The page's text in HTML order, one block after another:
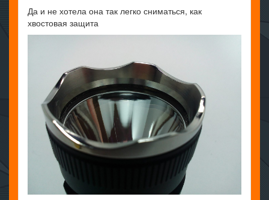
Да и не хотела она так легко сниматься, как
хвостовая защита